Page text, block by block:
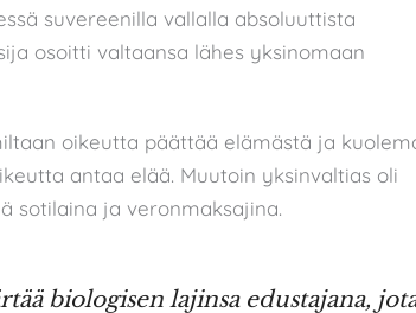
suvereenilla vallalla absoluuttista
osoitti valtaansa lähes yksinomaan
oikeutta päättää elämästä ja
antaa elää. Muutoin yksinvaltias oli
sotilaina ja veronmaksajina.
biologisen lajinsa edustajana,